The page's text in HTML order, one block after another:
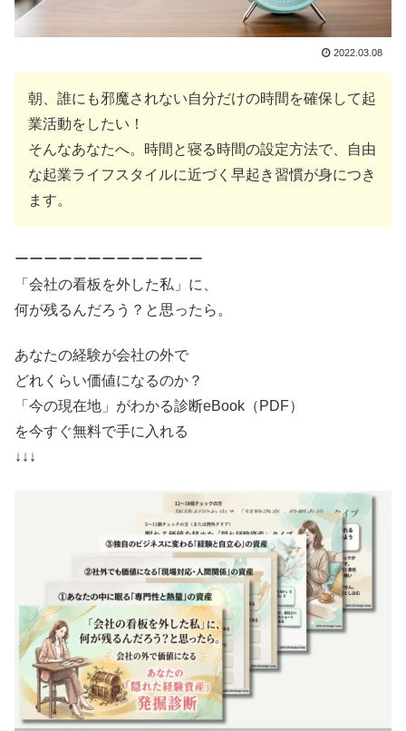
2022.03.08
朝、誰にも邪魔されない自分だけの時間を確保して起
業活動をしたい！
そんなあなたへ。時間と寝る時間の設定方法で、自由
な起業ライフスタイルに近づく早起き習慣が身につき
ます。
ーーーーーーーーーーーーー
「会社の看板を外した私」に、
何が残るんだろう？と思ったら。
あなたの経験が会社の外で
どれくらい価値になるのか？
「今の現在地」がわかる診断eBook（PDF）
を今すぐ無料で手に入れる
↓↓↓